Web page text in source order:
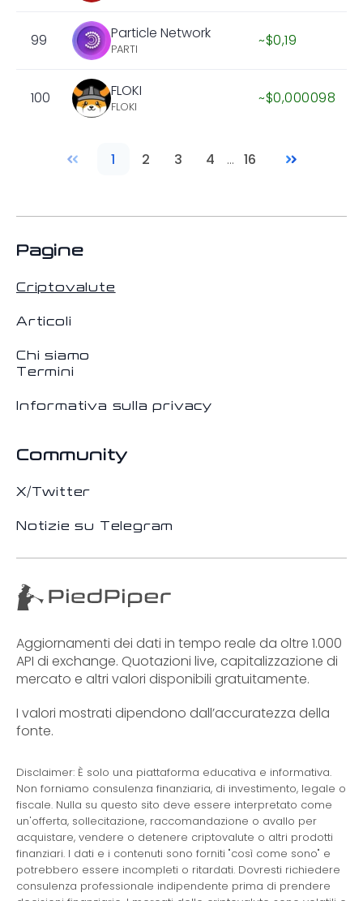
99 Particle Network
PARTI ~$0,19
100 FLOKI
FLOKI ~$0,000098
1 2 3 4 ... 16
Pagine
Criptovalute
Articoli
Chi siamo
Termini
Informativa sulla privacy
Community
X/Twitter
Notizie su Telegram
Aggiornamenti dei dati in tempo reale da oltre 1.000
API di exchange. Quotazioni live, capitalizzazione di
mercato e altri valori disponibili gratuitamente.
I valori mostrati dipendono dall’accuratezza della
fonte.
Disclaimer: È solo una piattaforma educativa e informativa.
Non forniamo consulenza finanziaria, di investimento, legale o
fiscale. Nulla su questo sito deve essere interpretato come
un'offerta, sollecitazione, raccomandazione o avallo per
acquistare, vendere o detenere criptovalute o altri prodotti
finanziari. I dati e i contenuti sono forniti "così come sono" e
potrebbero essere incompleti o ritardati. Dovresti richiedere
consulenza professionale indipendente prima di prendere